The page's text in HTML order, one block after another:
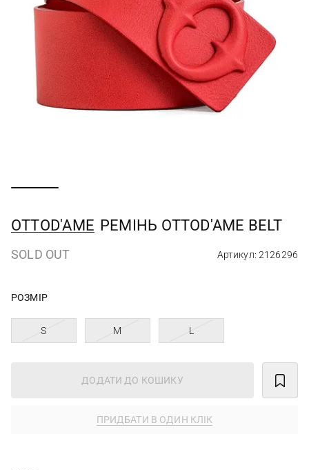
OTTOD'AME РЕМІНЬ OTTOD'AME BELT
SOLD OUT Артикул: 2126296
РОЗМІР
S M L
ДОДАТИ ДО КОШИКУ
ПРИДБАТИ В ОДИН КЛІК